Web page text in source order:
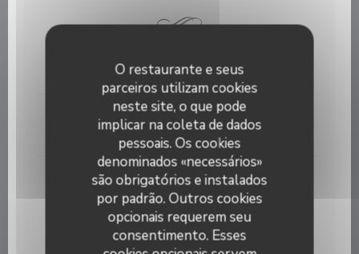
O restaurante e seus
parceiros utilizam cookies
neste site, o que pode
implicar na coleta de dados
pessoais. Os cookies
denominados «necessários»
são obrigatórios e instalados
por padrão. Outros cookies
opcionais requerem seu
consentimento. Esses
5,00 EUR
KIR
5,00 EUR
KIR ROYAL
10,00 EUR
COUPE DE. CHAMPAGNE